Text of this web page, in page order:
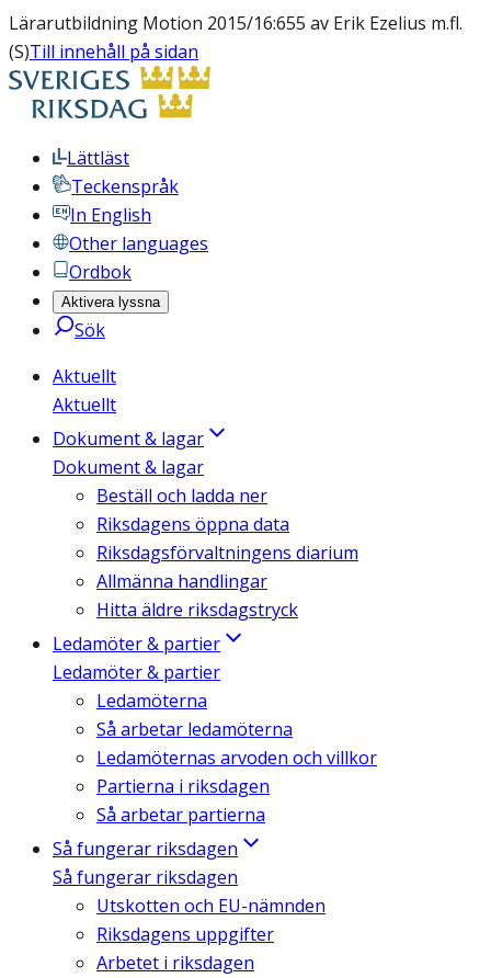
Lärarutbildning Motion 2015/16:655 av Erik Ezelius m.fl.
(S)Till innehåll på sidan
Lättläst
Teckenspråk
In English
Other languages
Ordbok
Aktivera lyssna
Sök
Aktuellt
Aktuellt
Dokument & lagar
Dokument & lagar
Beställ och ladda ner
Riksdagens öppna data
Riksdagsförvaltningens diarium
Allmänna handlingar
Hitta äldre riksdagstryck
Ledamöter & partier
Ledamöter & partier
Ledamöterna
Så arbetar ledamöterna
Ledamöternas arvoden och villkor
Partierna i riksdagen
Så arbetar partierna
Så fungerar riksdagen
Så fungerar riksdagen
Utskotten och EU-nämnden
Riksdagens uppgifter
Arbetet i riksdagen